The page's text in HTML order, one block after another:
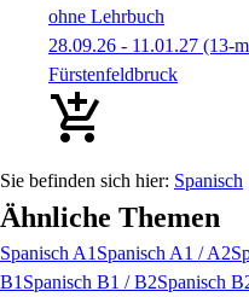
ohne Lehrbuch
28.09.26 - 11.01.27 (13-
Fürstenfeldbruck
Spanisch
Ähnliche Themen
Spanisch A1 Spanisch A1 / A2
B1 Spanisch B1 / B2Spanisch